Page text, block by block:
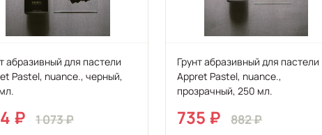
абразивный для пастели
Pastel, nuance., черный,
1 073
Грунт абразивный для пастели
Appret Pastel, nuance.,
прозрачный, 250 мл.
735 882